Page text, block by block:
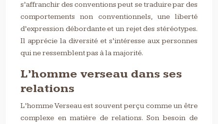
s’affranchir des conventions peut se traduire par des
comportements non conventionnels, une liberté
d’expression débordante et un rejet des stéréotypes.
Il apprécie la diversité et s’intéresse aux personnes
qui ne ressemblent pas à la majorité.
L’homme verseau dans ses
relations
L’homme Verseau est souvent perçu comme un être
complexe en matière de relations. Son besoin de